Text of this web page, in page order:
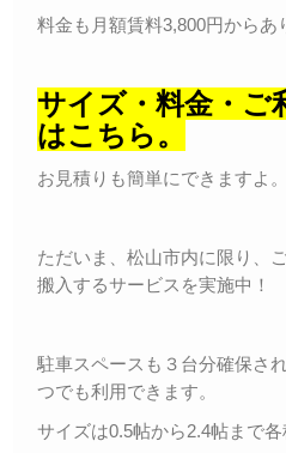
料金も月額賃料3,800円からあ
サイズ・料金・ご
はこちら。
お見積りも簡単にできますよ。
ただいま、松山市内に限り、
搬入するサービスを実施中！
駐車スペースも３台分確保さ
つでも利用できます。
サイズは0.5帖から2.4帖まで各